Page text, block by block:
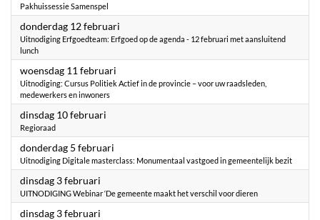
Pakhuissessie Samenspel
donderdag 12 februari
Uitnodiging Erfgoedteam: Erfgoed op de agenda - 12 februari met aansluitend
lunch
woensdag 11 februari
Uitnodiging: Cursus Politiek Actief in de provincie – voor uw raadsleden,
medewerkers en inwoners
dinsdag 10 februari
Regioraad
donderdag 5 februari
Uitnodiging Digitale masterclass: Monumentaal vastgoed in gemeentelijk bezit
dinsdag 3 februari
UITNODIGING Webinar ‘De gemeente maakt het verschil voor dieren
dinsdag 3 februari